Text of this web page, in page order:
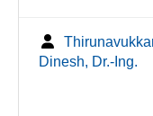
Dinesh, Dr.-Ing.